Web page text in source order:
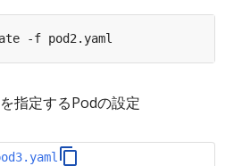
を指定するPodの設定